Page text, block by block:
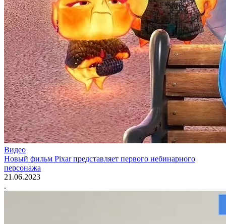
Видео
Новый фильм Pixar представляет первого небинарного
персонажа
21.06.2023
.